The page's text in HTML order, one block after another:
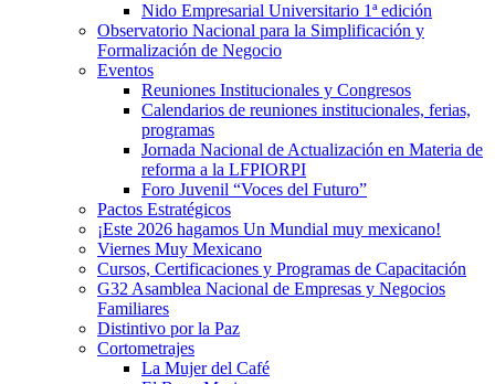
Nido Empresarial Universitario 1ª edición
Observatorio Nacional para la Simplificación y
Formalización de Negocio
Eventos
Reuniones Institucionales y Congresos
Calendarios de reuniones institucionales, ferias,
programas
Jornada Nacional de Actualización en Materia de
reforma a la LFPIORPI
Foro Juvenil “Voces del Futuro”
Pactos Estratégicos
¡Este 2026 hagamos Un Mundial muy mexicano!
Viernes Muy Mexicano
Cursos, Certificaciones y Programas de Capacitación
G32 Asamblea Nacional de Empresas y Negocios
Familiares
Distintivo por la Paz
Cortometrajes
La Mujer del Café